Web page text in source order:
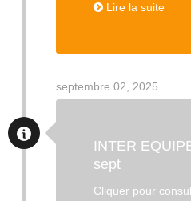
Lire la suite
septembre 02, 2025
INTER
sept
Cliquer pour